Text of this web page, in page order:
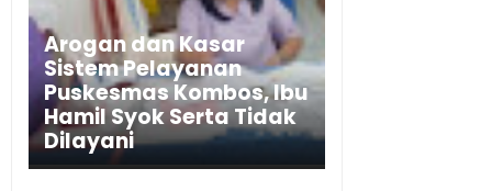
Arogan dan Kasar
Sistem Pelayanan
Puskesmas Kombos, Ibu
Hamil Syok Serta Tidak
Dilayani